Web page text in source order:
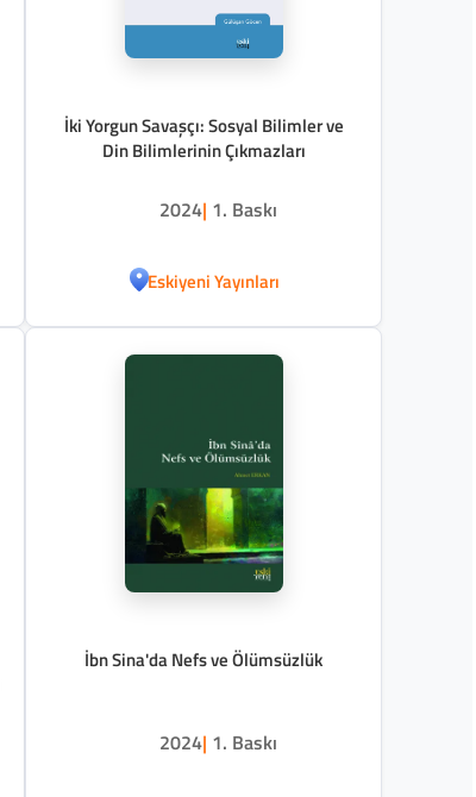
İki Yorgun Savaşçı: Sosyal Bilimler ve
Din Bilimlerinin Çıkmazları
2024| 1. Baskı
Eskiyeni Yayınları
İbn Sina'da Nefs ve Ölümsüzlük
2024| 1. Baskı